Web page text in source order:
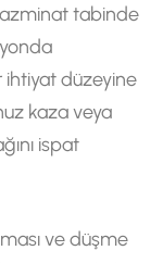
tabinde
düzeyine
kaza veya
ispat
ve düşme